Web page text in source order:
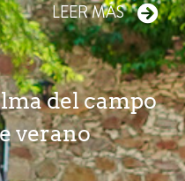
LEER MÁS
del campo
verano